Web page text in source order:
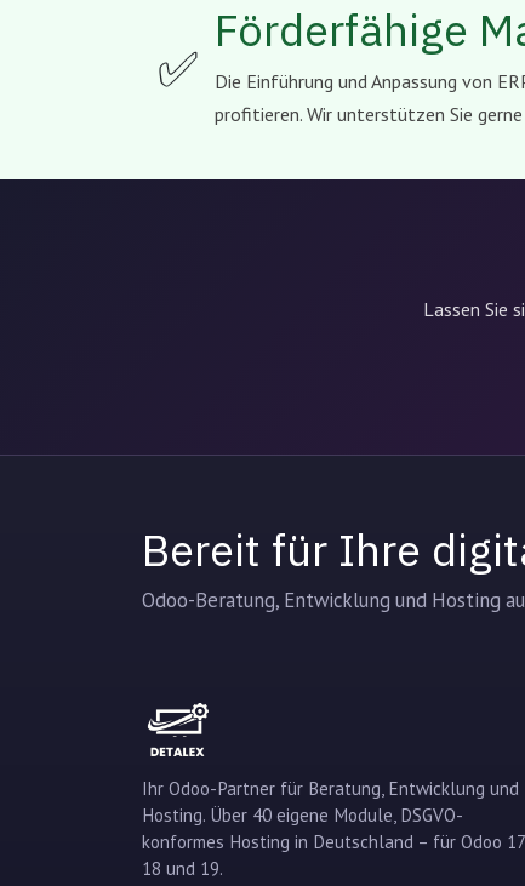
✅
Förderfähige
Die Einführung und Anpassung von
profitieren. Wir unterstützen Sie
Lassen Sie
Bereit für Ihre
Odoo-Beratung, Entwicklung und Hosting
Ihr Odoo-Partner für Beratung, Entwicklung und
Hosting. Über 40 eigene Module, DSGVO-
konformes Hosting in Deutschland – für Odoo 17,
18 und 19.